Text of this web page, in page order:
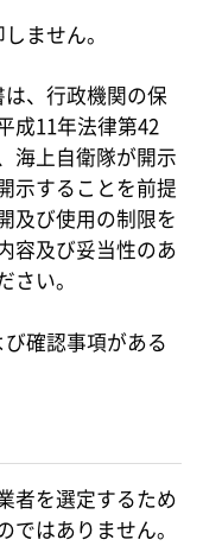
ません。
は、行政機関の保
成11年法律第42
海上自衛隊が開示
示することを前提
及び使用の制限を
容及び妥当性のあ
い。
び確認事項がある
者を選定するため
はありません。